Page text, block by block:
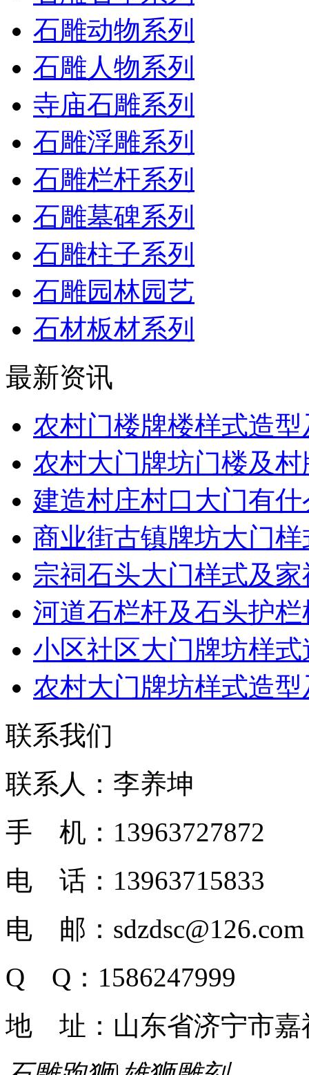
石雕动物系列
石雕人物系列
寺庙石雕系列
石雕浮雕系列
石雕栏杆系列
石雕墓碑系列
石雕柱子系列
石雕园林园艺
石材板材系列
最新资讯
农村门楼牌楼样式造
农村大门牌坊门楼及
建造村庄村口大门有
商业街古镇牌坊大门
宗祠石头大门样式及
河道石栏杆及石头护
小区社区大门牌坊样
农村大门牌坊样式造
联系我们
联系人：李养坤
手 机：13963727872
电 话：13963715833
电 邮：sdzdsc@126.com
Q Q：1586247999
地 址：山东省济宁市嘉